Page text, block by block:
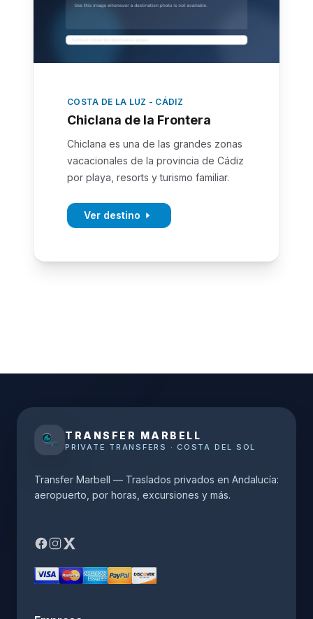
COSTA DE LA LUZ - CÁDIZ
Chiclana de la Frontera
Chiclana es una de las grandes zonas
vacacionales de la provincia de Cádiz
por playa, resorts y turismo familiar.
Ver destino
TRANSFER MARBELL
PRIVATE TRANSFERS · COSTA DEL SOL
Transfer Marbell — Traslados privados en Andalucía:
aeropuerto, por horas, excursiones y más.